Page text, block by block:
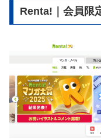
Renta!｜会員限